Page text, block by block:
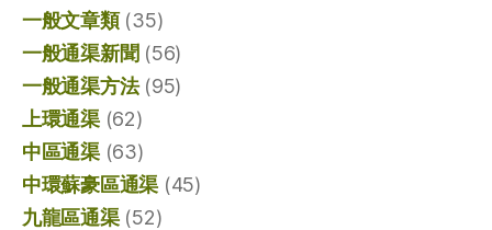
一般文章類(35)
一般通渠新聞 (56)
一般通渠方法(95)
上環通渠(62)
中區通渠(63)
中環蘇豪區通渠 (45)
九龍區通渠(52)